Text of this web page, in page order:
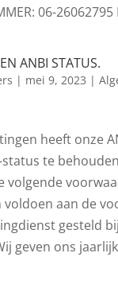
06-26062795
ANBI STATUS.
| mei 9, 2023 |
heeft onze
status te
volgende
aan de
gesteld
geven ons